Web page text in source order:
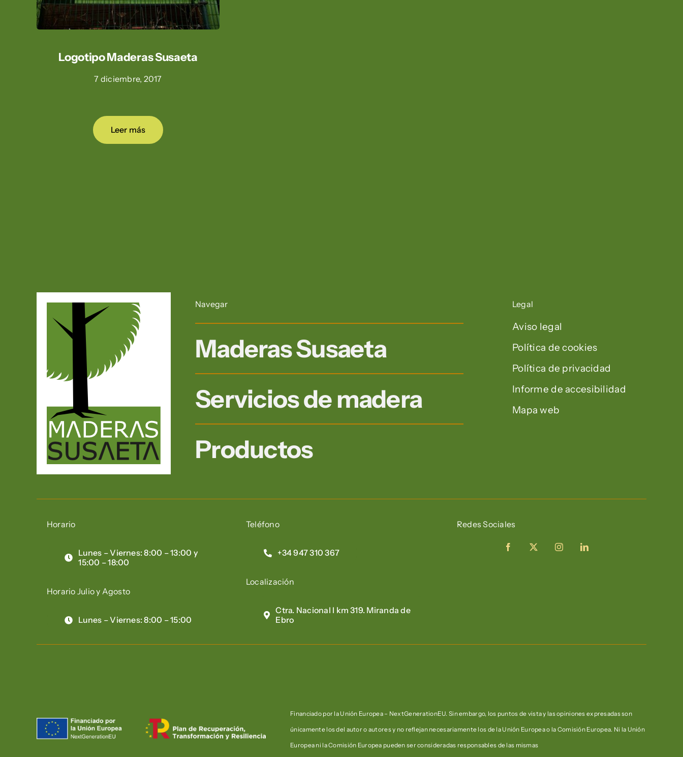
Logotipo Maderas Susaeta
7 diciembre, 2017
Leer más
Navegar
Maderas Susaeta
Servicios de madera
Productos
Legal
Aviso legal
Política de cookies
Política de privacidad
Informe de accesibilidad
Mapa web
Horario
Lunes – Viernes: 8:00 – 13:00 y
15:00 – 18:00
Horario Julio y Agosto
Lunes – Viernes: 8:00 – 15:00
Teléfono
+34 947 310 367
Localización
Ctra. Nacional I km 319. Miranda de
Ebro
Redes Sociales
Financiado por la Unión Europea – NextGenerationEU. Sin embargo, los puntos de vista y las opiniones expresadas son
únicamente los del autor o autores y no reflejan necesariamente los de la Unión Europea o la Comisión Europea. Ni la Unión
Europea ni la Comisión Europea pueden ser consideradas responsables de las mismas